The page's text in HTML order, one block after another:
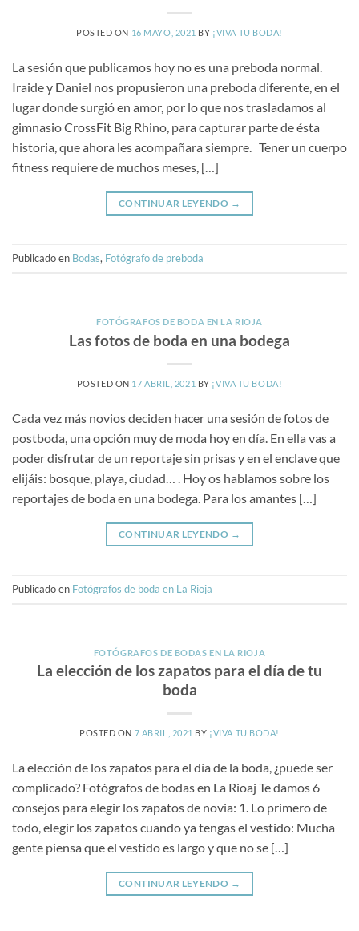
POSTED ON 16 MAYO, 2021 BY ¡VIVA TU BODA!
La sesión que publicamos hoy no es una preboda normal.
Iraide y Daniel nos propusieron una preboda diferente, en el
lugar donde surgió en amor, por lo que nos trasladamos al
gimnasio CrossFit Big Rhino, para capturar parte de ésta
historia, que ahora les acompañara siempre. Tener un cuerpo
fitness requiere de muchos meses, […]
CONTINUAR LEYENDO →
Publicado en Bodas, Fotógrafo de preboda
FOTÓGRAFOS DE BODA EN LA RIOJA
Las fotos de boda en una bodega
POSTED ON 17 ABRIL, 2021 BY ¡VIVA TU BODA!
Cada vez más novios deciden hacer una sesión de fotos de
postboda, una opción muy de moda hoy en día. En ella vas a
poder disfrutar de un reportaje sin prisas y en el enclave que
elijáis: bosque, playa, ciudad… . Hoy os hablamos sobre los
reportajes de boda en una bodega. Para los amantes […]
CONTINUAR LEYENDO →
Publicado en Fotógrafos de boda en La Rioja
FOTÓGRAFOS DE BODAS EN LA RIOJA
La elección de los zapatos para el día de tu
boda
POSTED ON 7 ABRIL, 2021 BY ¡VIVA TU BODA!
La elección de los zapatos para el día de la boda, ¿puede ser
complicado? Fotógrafos de bodas en La Rioaj Te damos 6
consejos para elegir los zapatos de novia: 1. Lo primero de
todo, elegir los zapatos cuando ya tengas el vestido: Mucha
gente piensa que el vestido es largo y que no se […]
CONTINUAR LEYENDO →